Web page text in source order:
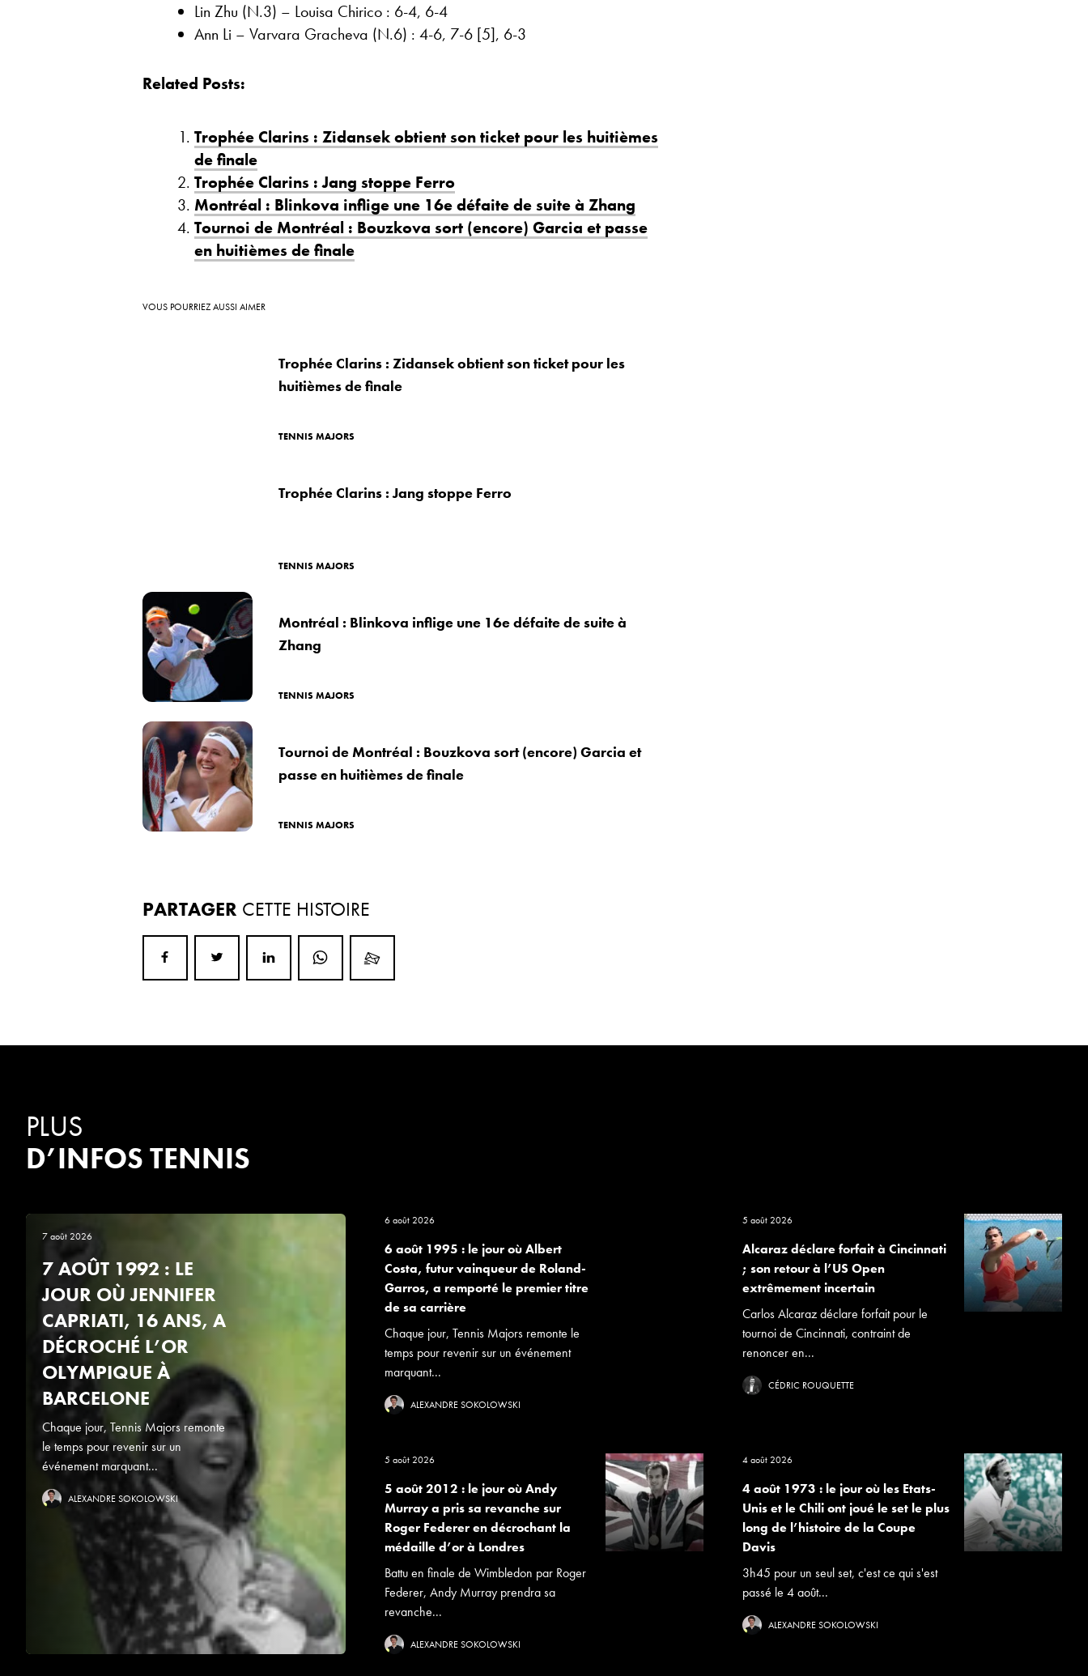
Lin Zhu (N.3) – Louisa Chirico : 6-4, 6-4
Ann Li – Varvara Gracheva (N.6) : 4-6, 7-6 [5], 6-3
Related Posts:
Trophée Clarins : Zidansek obtient son ticket pour les huitièmes
de finale
Trophée Clarins : Jang stoppe Ferro
Montréal : Blinkova inflige une 16e défaite de suite à Zhang
Tournoi de Montréal : Bouzkova sort (encore) Garcia et passe
en huitièmes de finale
VOUS POURRIEZ AUSSI AIMER
Trophée Clarins : Zidansek obtient son ticket pour les
huitièmes de finale
TENNIS MAJORS
Trophée Clarins : Jang stoppe Ferro
TENNIS MAJORS
Montréal : Blinkova inflige une 16e défaite de suite à
Zhang
TENNIS MAJORS
Tournoi de Montréal : Bouzkova sort (encore) Garcia et
passe en huitièmes de finale
TENNIS MAJORS
PARTAGER CETTE HISTOIRE
PLUS
D’INFOS TENNIS
7 août 2026
7 AOÛT 1992 : LE
JOUR OÙ JENNIFER
CAPRIATI, 16 ANS, A
DÉCROCHÉ L’OR
OLYMPIQUE À
BARCELONE
Chaque jour, Tennis Majors remonte
le temps pour revenir sur un
événement marquant...
ALEXANDRE SOKOLOWSKI
6 août 2026
6 août 1995 : le jour où Albert
Costa, futur vainqueur de Roland-
Garros, a remporté le premier titre
de sa carrière
Chaque jour, Tennis Majors remonte le
temps pour revenir sur un événement
marquant...
ALEXANDRE SOKOLOWSKI
5 août 2026
Alcaraz déclare forfait à Cincinnati
; son retour à l’US Open
extrêmement incertain
Carlos Alcaraz déclare forfait pour le
tournoi de Cincinnati, contraint de
renoncer en...
CÉDRIC ROUQUETTE
5 août 2026
5 août 2012 : le jour où Andy
Murray a pris sa revanche sur
Roger Federer en décrochant la
médaille d’or à Londres
Battu en finale de Wimbledon par Roger
Federer, Andy Murray prendra sa
revanche...
ALEXANDRE SOKOLOWSKI
4 août 2026
4 août 1973 : le jour où les Etats-
Unis et le Chili ont joué le set le plus
long de l’histoire de la Coupe
Davis
3h45 pour un seul set, c'est ce qui s'est
passé le 4 août...
ALEXANDRE SOKOLOWSKI